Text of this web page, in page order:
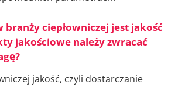
branży ciepłowniczej jest jakość
jakościowe należy zwracać
jakość, czyli dostarczanie